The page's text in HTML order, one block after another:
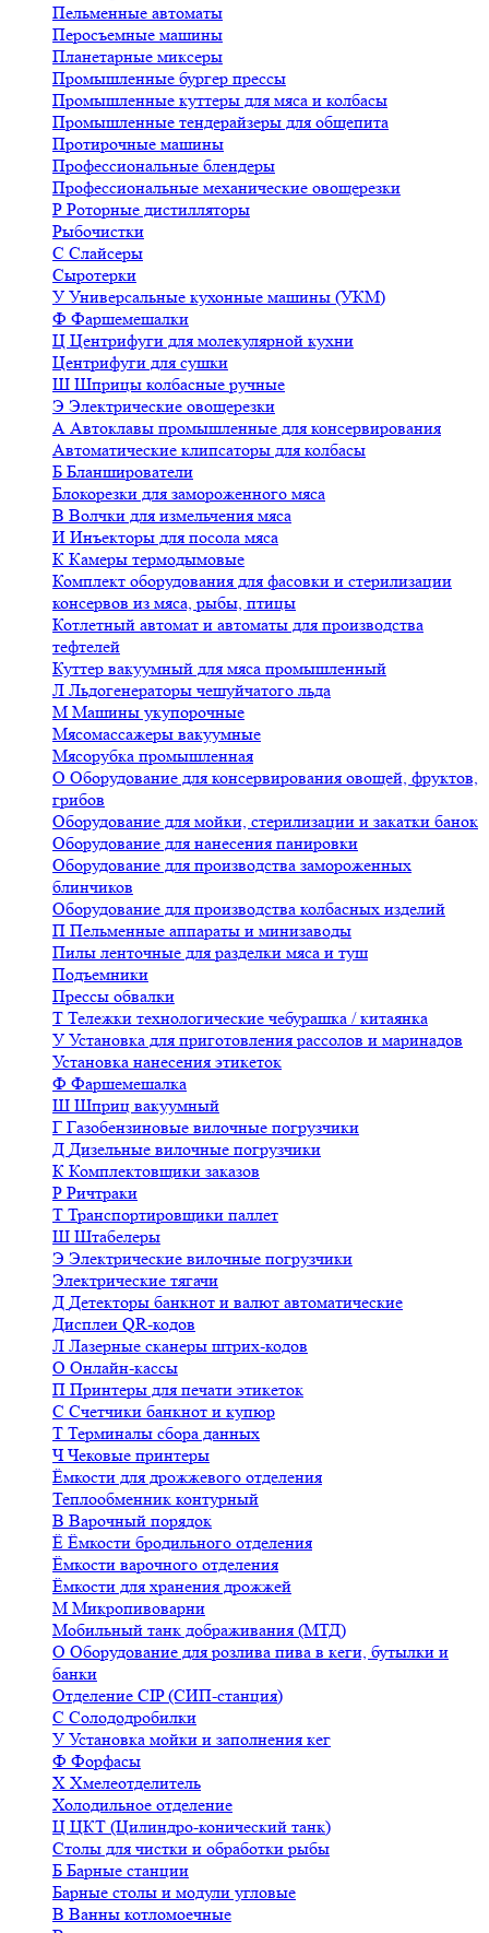
Пельменные автоматы
Перосъемные машины
Планетарные миксеры
Промышленные бургер прессы
Промышленные куттеры для мяса и колбасы
Промышленные тендерайзеры для общепита
Протирочные машины
Профессиональные блендеры
Профессиональные механические овощерезки
Р Роторные дистилляторы
Рыбочистки
С Слайсеры
Сыротерки
У Универсальные кухонные машины (УКМ)
Ф Фаршемешалки
Ц Центрифуги для молекулярной кухни
Центрифуги для сушки
Ш Шприцы колбасные ручные
Э Электрические овощерезки
А Автоклавы промышленные для консервирования
Автоматические клипсаторы для колбасы
Б Бланширователи
Блокорезки для замороженного мяса
В Волчки для измельчения мяса
И Инъекторы для посола мяса
К Камеры термодымовые
Комплект оборудования для фасовки и стерилизации
консервов из мяса, рыбы, птицы
Котлетный автомат и автоматы для производства
тефтелей
Куттер вакуумный для мяса промышленный
Л Льдогенераторы чешуйчатого льда
М Машины укупорочные
Мясомассажеры вакуумные
Мясорубка промышленная
О Оборудование для консервирования овощей, фруктов,
грибов
Оборудование для мойки, стерилизации и закатки банок
Оборудование для нанесения панировки
Оборудование для производства замороженных
блинчиков
Оборудование для производства колбасных изделий
П Пельменные аппараты и минизаводы
Пилы ленточные для разделки мяса и туш
Подъемники
Прессы обвалки
Т Тележки технологические чебурашка / китаянка
У Установка для приготовления рассолов и маринадов
Установка нанесения этикеток
Ф Фаршемешалка
Ш Шприц вакуумный
Г Газобензиновые вилочные погрузчики
Д Дизельные вилочные погрузчики
К Комплектовщики заказов
Р Ричтраки
Т Транспортировщики паллет
Ш Штабелеры
Э Электрические вилочные погрузчики
Электрические тягачи
Д Детекторы банкнот и валют автоматические
Дисплеи QR-кодов
Л Лазерные сканеры штрих-кодов
О Онлайн-кассы
П Принтеры для печати этикеток
С Счетчики банкнот и купюр
Т Терминалы сбора данных
ЧЧековые принтеры
Ёмкости для дрожжевого отделения
Теплообменник контурный
В Варочный порядок
Ё Ёмкости бродильного отделения
Ёмкости варочного отделения
Ёмкости для хранения дрожжей
М Микропивоварни
Мобильный танк дображивания (МТД)
О Оборудование для розлива пива в кеги, бутылки и
банки
Отделение CIP (СИП-станция)
С Солододробилки
У Установка мойки и заполнения кег
Ф Форфасы
Х Хмелеотделитель
Холодильное отделение
Ц ЦКТ (Цилиндро-конический танк)
Столы для чистки и обработки рыбы
Б Барные станции
Барные столы и модули угловые
В Ванны котломоечные